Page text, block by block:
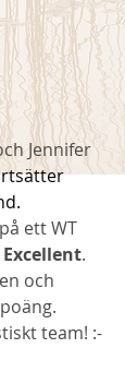
Jennifer
ett WT
Excellent.
och
team! :-